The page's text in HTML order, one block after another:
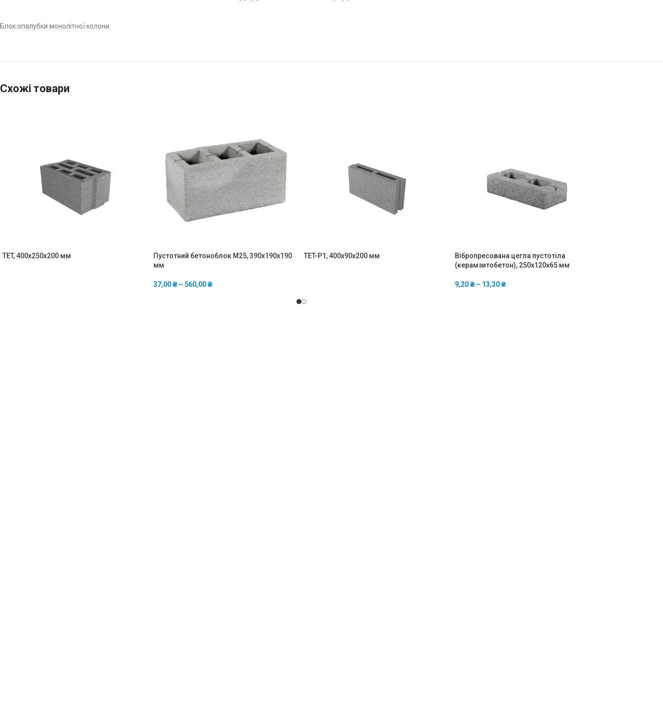
Блок опалубки монолітної колони.
Схожі товари
TET, 400x250x200 мм
Пустотний бетоноблок M25, 390х190х190
мм
37,00₴ – 560,00₴
TET-P1, 400x90x200 мм
Вібропресована цегла пустотіла
(керамзитобетон), 250x120x65 мм
9,20₴ – 13,30₴